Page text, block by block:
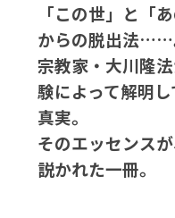
「この世」と「
からの脱出法……
宗教家・大川隆
験によって解明
真実。
そのエッセンス
説かれた一冊。